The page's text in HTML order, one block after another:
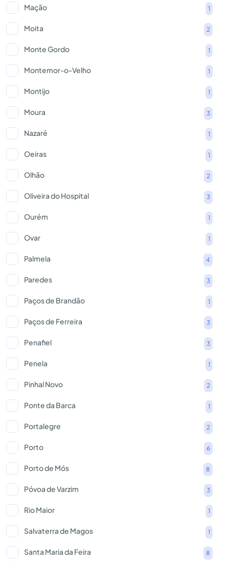
Mação 1
Moita 2
Monte Gordo 1
Montemor-o-Velho 1
Montijo 1
Moura 3
Nazaré 1
Oeiras 1
Olhão 2
Oliveira do Hospital 3
Ourém 1
Ovar 1
Palmela 4
Paredes 3
Paços de Brandão 1
Paços de Ferreira 3
Penafiel 3
Penela 1
Pinhal Novo 2
Ponte da Barca 1
Portalegre 2
Porto 6
Porto de Mós 8
Póvoa de Varzim 3
Rio Maior 1
Salvaterra de Magos 1
Santa Maria da Feira 8